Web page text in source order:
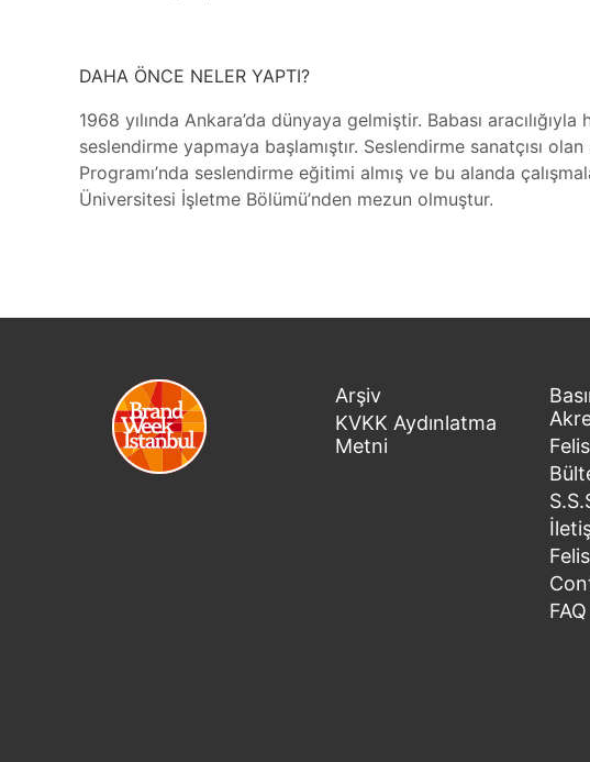
DAHA ÖNCE NELER YAPTI?
1968 yılında Ankara’da dünyaya gelmiştir. Babası
seslendirme yapmaya başlamıştır. Seslendirme sanatçısı
Programı’nda seslendirme eğitimi almış ve bu alanda
Üniversitesi İşletme Bölümü’nden mezun olmuştur.
Arşiv
KVKK Aydınlatma
Metni
FAQ